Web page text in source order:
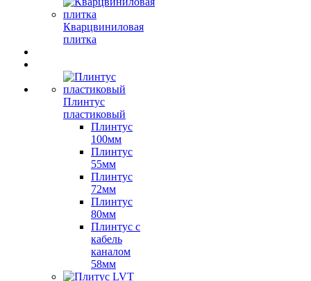
Кварцвиниловая
плитка
Плинтус
пластиковый
Плинтус
100мм
Плинтус
55мм
Плинтус
72мм
Плинтус
80мм
Плинтус с
кабель
каналом
58мм